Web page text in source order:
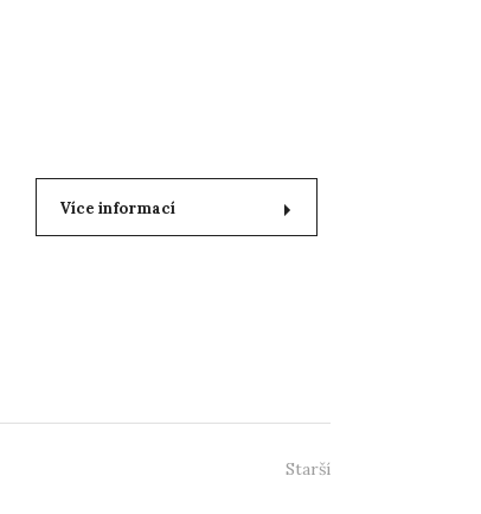
Více informací
Starší